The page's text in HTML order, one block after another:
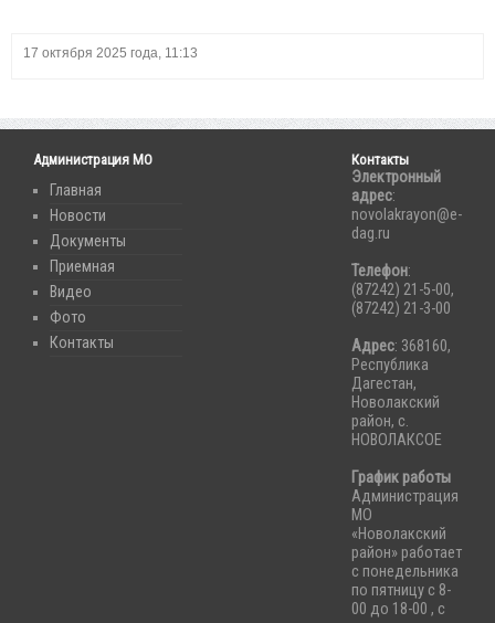
17 октября 2025 года, 11:13
Администрация МО
Главная
Новости
Документы
Приемная
Видео
Фото
Контакты
Контакты
Электронный
адрес:
novolakrayon@e-
dag.ru
Телефон:
(87242) 21-5-00,
(87242) 21-3-00
Адрес: 368160,
Республика
Дагестан,
Новолакский
район, с.
НОВОЛАКСОЕ
График работы
Администрация
МО
«Новолакский
район» работает
с понедельника
по пятницу с 8-
00 до 18-00 , с